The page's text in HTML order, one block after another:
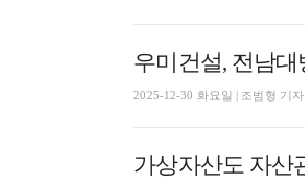
우미건설, 전남
2025-12-30 화요일 | 조범형 기자
가상자산도 자산